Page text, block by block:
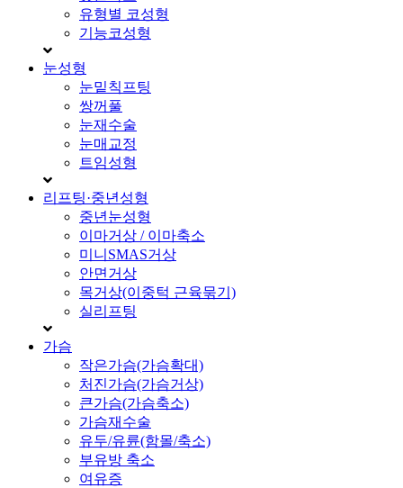
유형별 코성형
기능코성형
눈성형
눈밑칙프팅
쌍꺼풀
눈재수술
눈매교정
트임성형
리프팅·중년성형
중년눈성형
이마거상 / 이마축소
미니SMAS거상
안면거상
목거상(이중턱 근육묶기)
실리프팅
가슴
작은가슴(가슴확대)
처진가슴(가슴거상)
큰가슴(가슴축소)
가슴재수술
유두/유륜(함몰/축소)
부유방 축소
여유증